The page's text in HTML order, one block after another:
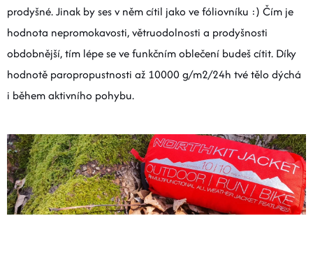
prodyšné. Jinak by ses v něm cítil jako ve fóliovníku :) Čím je
hodnota nepromokavosti, větruodolnosti a prodyšnosti
obdobnější, tím lépe se ve funkčním oblečení budeš cítit. Díky
hodnotě paropropustnosti až 10000 g/m2/24h tvé tělo dýchá
i během aktivního pohybu.